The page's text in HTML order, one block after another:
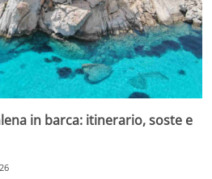
in barca: itinerario, soste e